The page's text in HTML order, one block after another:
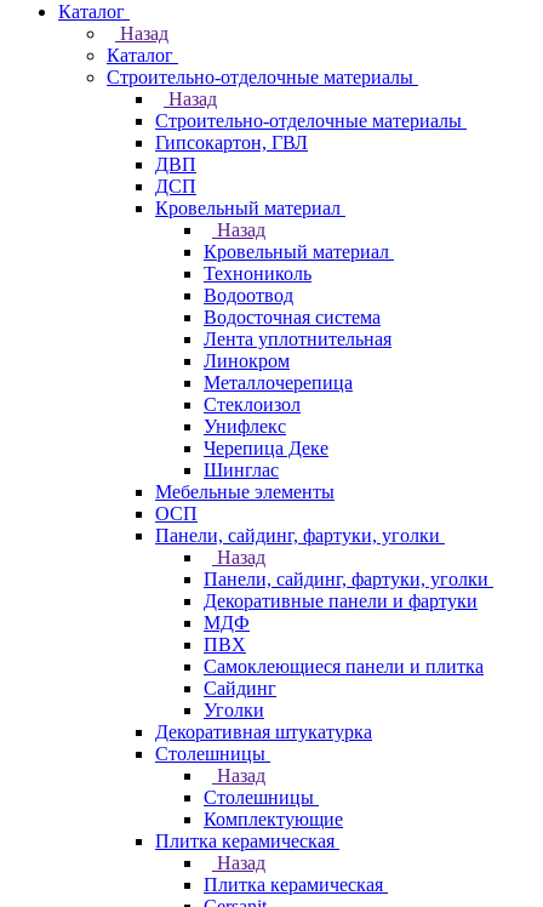
Каталог
Назад
Каталог
Строительно-отделочные материалы
Назад
Строительно-отделочные материалы
Гипсокартон, ГВЛ
ДВП
ДСП
Кровельный материал
Назад
Кровельный материал
Технониколь
Водоотвод
Водосточная система
Лента уплотнительная
Линокром
Металлочерепица
Стеклоизол
Унифлекс
Черепица Деке
Шинглас
Мебельные элементы
ОСП
Панели, сайдинг, фартуки, уголки
Назад
Панели, сайдинг, фартуки, уголки
Декоративные панели и фартуки
МДФ
ПВХ
Самоклеющиеся панели и плитка
Сайдинг
Уголки
Декоративная штукатурка
Столешницы
Назад
Столешницы
Комплектующие
Плитка керамическая
Назад
Плитка керамическая